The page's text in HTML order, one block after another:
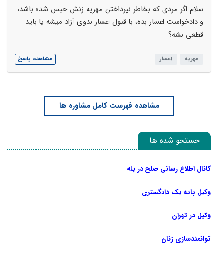
سلام اگر مردی که بخاطر نپرداختن مهریه زنش حبس شده باشد،
و دادخواست اعسار بده، با قبول اعسار بدوی آزاد میشه یا باید
قطعی بشه؟
مهریه اعسار مشاهده پاسخ
مشاهده فهرست کامل مشاوره ها
جستجو شده ها
کانال اطلاع رسانی صلح در بله
وکیل پایه یک دادگستری
وکیل در تهران
توانمندسازی زنان